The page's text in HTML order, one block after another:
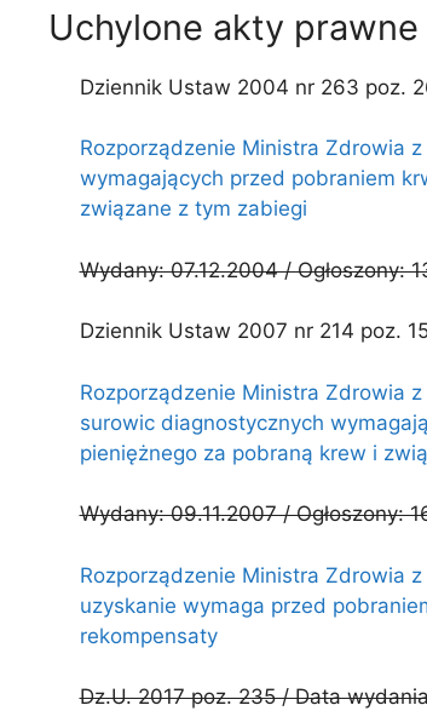
Uchylone akty
Dziennik Ustaw 2004 nr 263 poz.
Rozporządzenie Ministra Zdrowia
wymagających przed pobraniem
związane z tym zabiegi
Wydany: 07.12.2004 / Ogłoszony:
Dziennik Ustaw 2007 nr 214 poz.
Rozporządzenie Ministra Zdrowia
surowic diagnostycznych
pieniężnego za pobraną krew i
Wydany: 09.11.2007 / Ogłoszony:
Rozporządzenie Ministra Zdrowia
uzyskanie wymaga przed
rekompensaty
Dz.U. 2017 poz. 235 / Data